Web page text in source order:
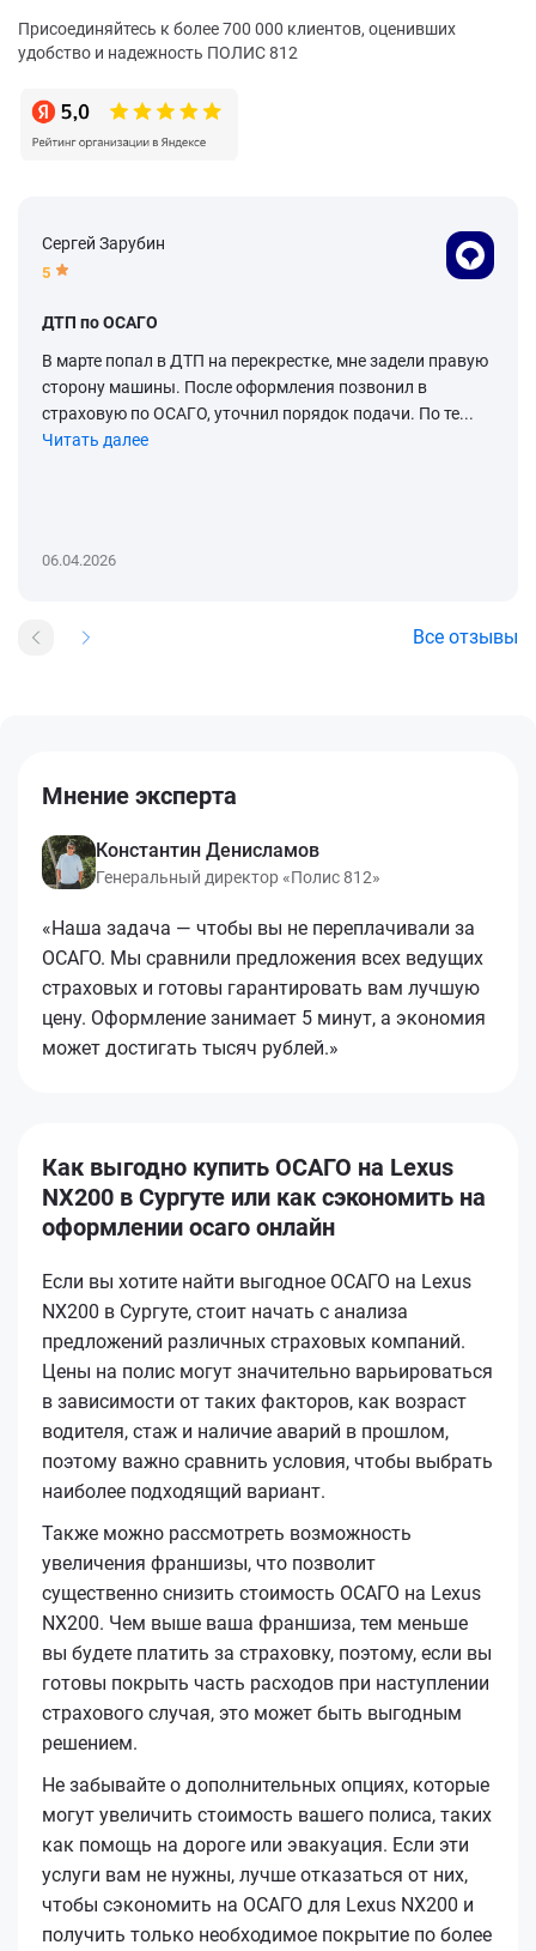
Присоединяйтесь к более 700 000 клиентов, оценивших
удобство и надежность ПОЛИС 812
Сергей Зарубин
5
ДТП по ОСАГО
В марте попал в ДТП на перекрестке, мне задели правую
сторону машины. После оформления позвонил в
страховую по ОСАГО, уточнил порядок подачи. По те...
Читать далее
06.04.2026
Все отзывы
Мнение эксперта
Константин Денисламов
Генеральный директор «Полис 812»
«Наша задача — чтобы вы не переплачивали за
ОСАГО. Мы сравнили предложения всех ведущих
страховых и готовы гарантировать вам лучшую
цену. Оформление занимает 5 минут, а экономия
может достигать тысяч рублей.»
Как выгодно купить ОСАГО на Lexus
NX200 в Сургуте или как сэкономить на
оформлении осаго онлайн
Если вы хотите найти выгодное ОСАГО на Lexus
NX200 в Сургуте, стоит начать с анализа
предложений различных страховых компаний.
Цены на полис могут значительно варьироваться
в зависимости от таких факторов, как возраст
водителя, стаж и наличие аварий в прошлом,
поэтому важно сравнить условия, чтобы выбрать
наиболее подходящий вариант.
Также можно рассмотреть возможность
увеличения франшизы, что позволит
существенно снизить стоимость ОСАГО на Lexus
NX200. Чем выше ваша франшиза, тем меньше
вы будете платить за страховку, поэтому, если вы
готовы покрыть часть расходов при наступлении
страхового случая, это может быть выгодным
решением.
Не забывайте о дополнительных опциях, которые
могут увеличить стоимость вашего полиса, таких
как помощь на дороге или эвакуация. Если эти
услуги вам не нужны, лучше отказаться от них,
чтобы сэкономить на ОСАГО для Lexus NX200 и
получить только необходимое покрытие по более